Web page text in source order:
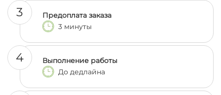
3
Предоплата заказа
3 минуты
4
Выполнение работы
До дедлайна